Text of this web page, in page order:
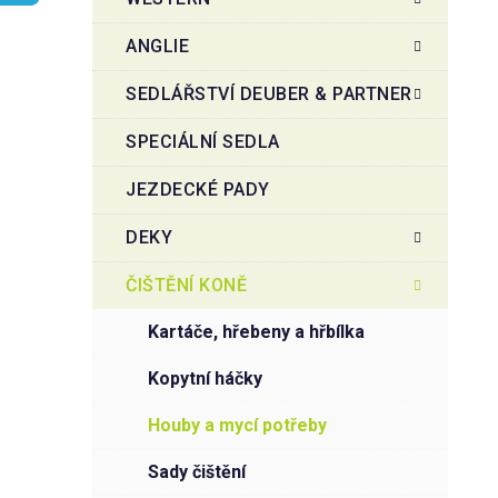
n
í
n
l
ANGLIE
SEDLÁŘSTVÍ DEUBER & PARTNER
SPECIÁLNÍ SEDLA
JEZDECKÉ PADY
DEKY
ČIŠTĚNÍ KONĚ
kartáče, hřebeny a hřbílka
kopytní háčky
houby a mycí potřeby
sady čištění